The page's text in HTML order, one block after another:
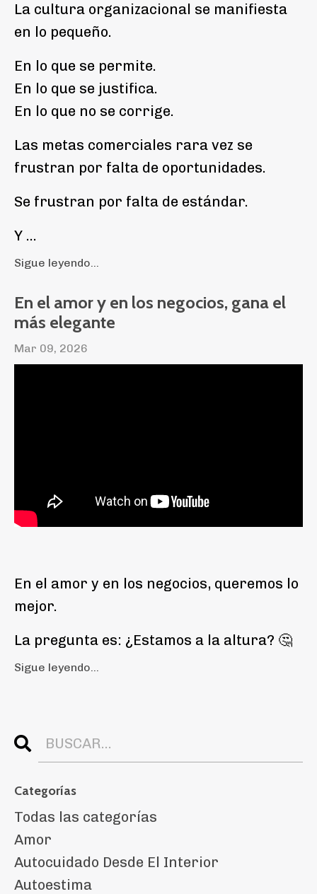
La cultura organizacional se manifiesta
en lo pequeño.
En lo que se permite.
En lo que se justifica.
En lo que no se corrige.
Las metas comerciales rara vez se
frustran por falta de oportunidades.
Se frustran por falta de estándar.
Y ...
Sigue leyendo...
En el amor y en los negocios, gana el
más elegante
Mar 09, 2026
En el amor y en los negocios, queremos lo
mejor.
La pregunta es: ¿Estamos a la altura? 🤔
Sigue leyendo...
Categorías
Todas las categorías
Amor
Autocuidado Desde El Interior
Autoestima